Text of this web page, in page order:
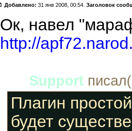
Добавлено: 31 янв 2008, 00:54. Заголовок
Ок, навел
http://
Support
Плагин
будет